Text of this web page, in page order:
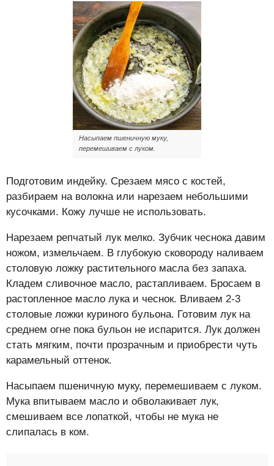
Насыпаем пшеничную муку,
перемешиваем с луком.
Подготовим индейку. Срезаем мясо с костей,
разбираем на волокна или нарезаем небольшими
кусочками. Кожу лучше не использовать.
Нарезаем репчатый лук мелко. Зубчик чеснока давим
ножом, измельчаем. В глубокую сковороду наливаем
столовую ложку растительного масла без запаха.
Кладем сливочное масло, растапливаем. Бросаем в
растопленное масло лука и чеснок. Вливаем 2-3
столовые ложки куриного бульона. Готовим лук на
среднем огне пока бульон не испарится. Лук должен
стать мягким, почти прозрачным и приобрести чуть
карамельный оттенок.
Насыпаем пшеничную муку, перемешиваем с луком.
Мука впитываем масло и обволакивает лук,
смешиваем все лопаткой, чтобы не мука не
слипалась в ком.